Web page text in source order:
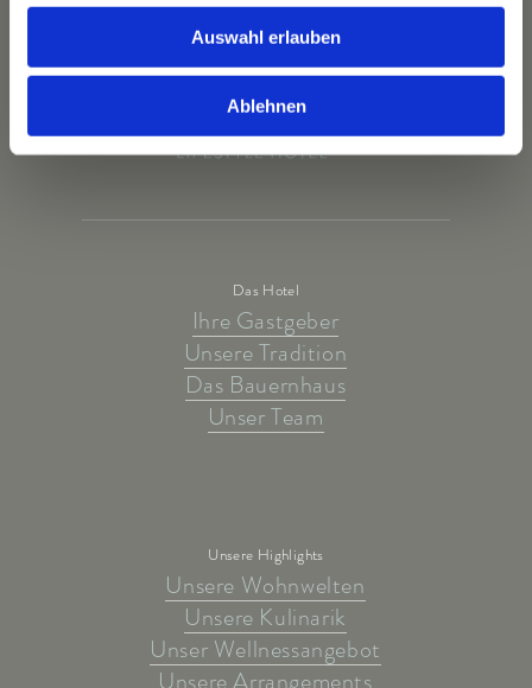
Auswahl erlauben
Ablehnen
Das Hotel
Ihre Gastgeber
Unsere Tradition
Das Bauernhaus
Unser Team
Unsere Highlights
Unsere Wohnwelten
Unsere Kulinarik
Unser Wellnessangebot
Unsere Arrangements